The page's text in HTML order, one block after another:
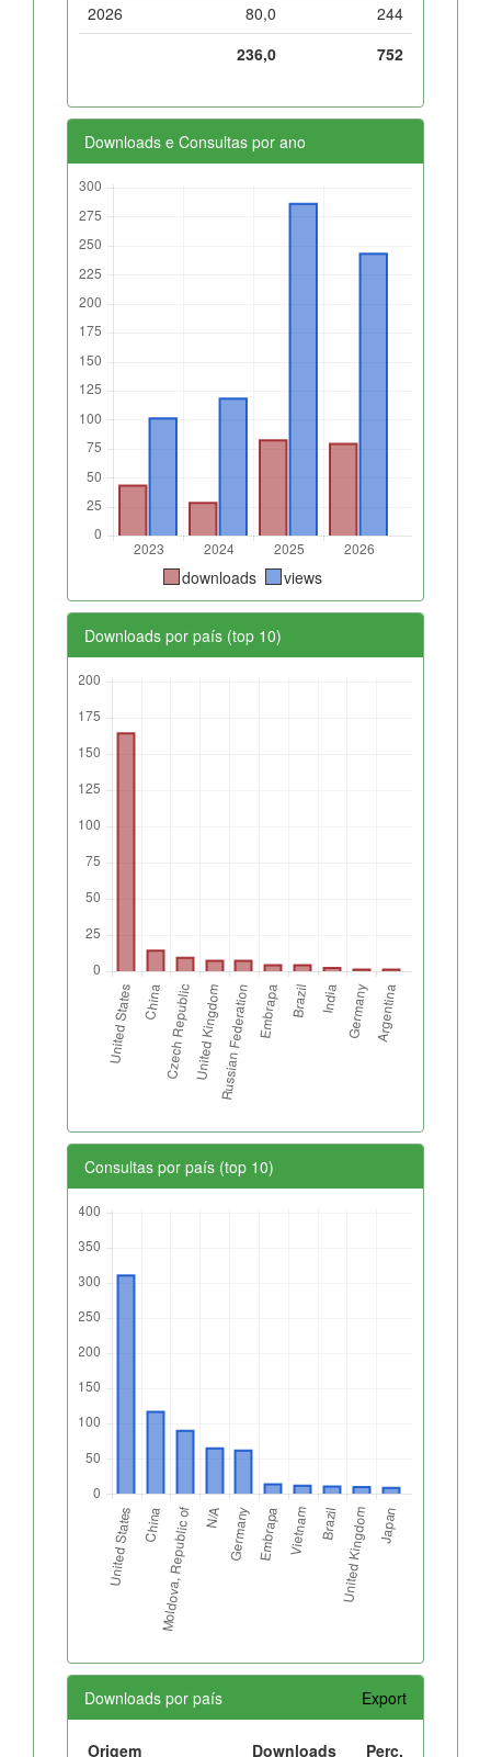
2026
80,0
244
236,0
752
Downloads e Consultas por ano
downloads views
Downloads por país (top 10)
Consultas por país (top 10)
Downloads por país Export
Origem Downloads Perc.